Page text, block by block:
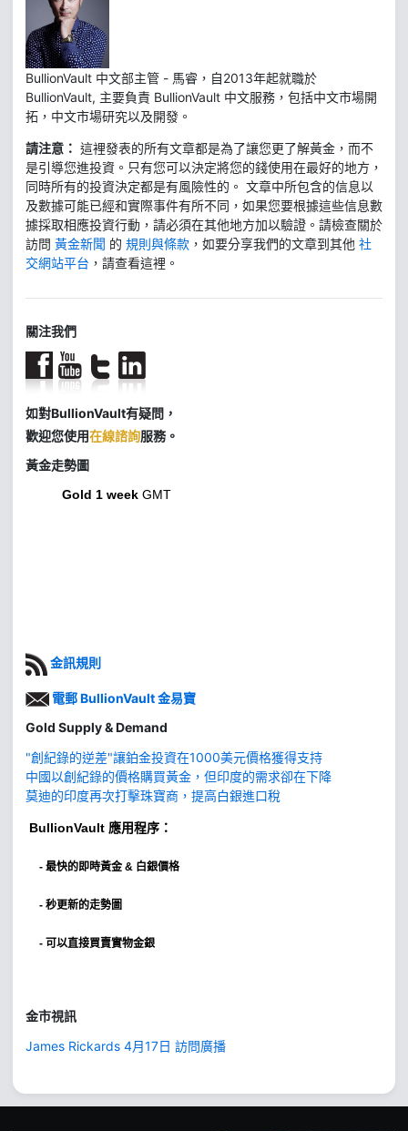
BullionVault 中文部主管 - 馬睿，自2013年起就職於
BullionVault, 主要負責 BullionVault 中文服務，包括中文市場開
拓，中文市場研究以及開發。
請注意： 這裡發表的所有文章都是為了讓您更了解黃金，而不
是引導您進投資。只有您可以決定將您的錢使用在最好的地方，
同時所有的投資決定都是有風險性的。 文章中所包含的信息以
及數據可能已經和實際事件有所不同，如果您要根據這些信息數
據採取相應投資行動，請必須在其他地方加以驗證。請檢查關於
訪問 黃金新聞 的 規則與條款 ，如要分享我們的文章到其他 社
交網站平台 ，請查看這裡。
關注我們
如對BullionVault有疑問，
歡迎您使用在線諮詢服務。
黃金走勢圖
Gold 1 week GMT
金訊規則
電郵 BullionVault 金易寶
Gold Supply & Demand
"創紀錄的逆差"讓鉑金投資在1000美元價格獲得支持
中國以創紀錄的價格購買黃金，但印度的需求卻在下降
莫迪的印度再次打擊珠寶商，提高白銀進口稅
BullionVault 應用程序：
- 最快的即時黃金 & 白銀價格
- 秒更新的走勢圖
- 可以直接買賣實物金銀
金市視訊
James Rickards 4月17日 訪問廣播